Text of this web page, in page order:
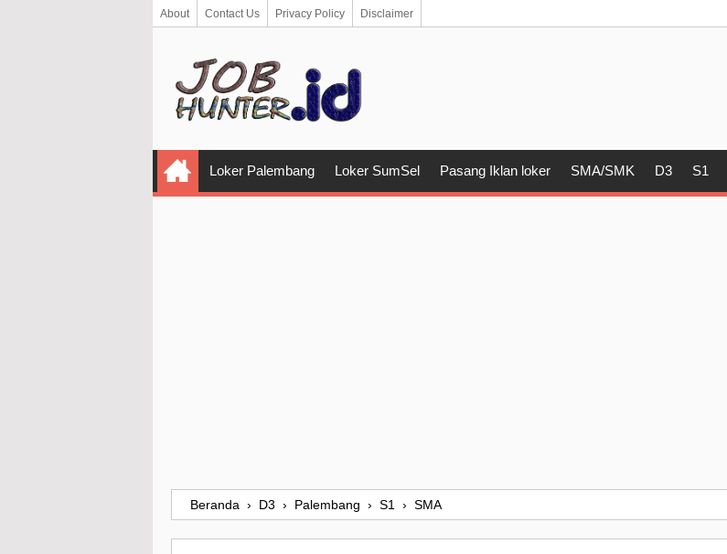
About Contact Us Privacy Policy Disclaimer
Loker Palembang Loker SumSel Pasang Iklan loker SMA/SMK D3 S1
Beranda › D3 › Palembang › S1 › SMA